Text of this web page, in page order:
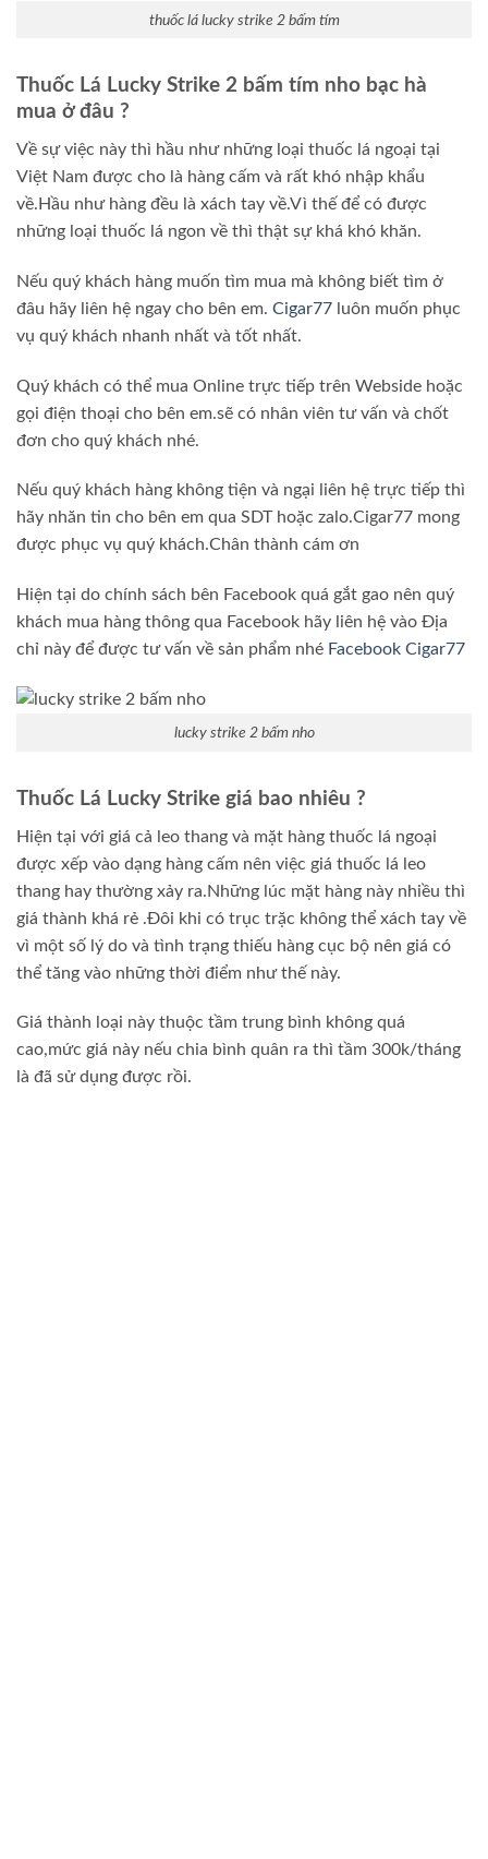
thuốc lá lucky strike 2 bấm tím
Thuốc Lá Lucky Strike 2 bấm tím nho bạc hà
mua ở đâu ?
Về sự việc này thì hầu như những loại thuốc lá ngoại tại
Việt Nam được cho là hàng cấm và rất khó nhập khẩu
về.Hầu như hàng đều là xách tay về.Vì thế để có được
những loại thuốc lá ngon về thì thật sự khá khó khăn.
Nếu quý khách hàng muốn tìm mua mà không biết tìm ở
đâu hãy liên hệ ngay cho bên em. Cigar77 luôn muốn phục
vụ quý khách nhanh nhất và tốt nhất.
Quý khách có thể mua Online trực tiếp trên Webside hoặc
gọi điện thoại cho bên em.sẽ có nhân viên tư vấn và chốt
đơn cho quý khách nhé.
Nếu quý khách hàng không tiện và ngại liên hệ trực tiếp thì
hãy nhăn tin cho bên em qua SDT hoặc zalo.Cigar77 mong
được phục vụ quý khách.Chân thành cám ơn
Hiện tại do chính sách bên Facebook quá gắt gao nên quý
khách mua hàng thông qua Facebook hãy liên hệ vào Địa
chỉ này để được tư vấn về sản phẩm nhé Facebook Cigar77
lucky strike 2 bấm nho
Thuốc Lá Lucky Strike giá bao nhiêu ?
Hiện tại với giá cả leo thang và mặt hàng thuốc lá ngoại
được xếp vào dạng hàng cấm nên việc giá thuốc lá leo
thang hay thường xảy ra.Những lúc mặt hàng này nhiều thì
giá thành khá rẻ .Đôi khi có trục trặc không thể xách tay về
vì một số lý do và tình trạng thiếu hàng cục bộ nên giá có
thể tăng vào những thời điểm như thế này.
Giá thành loại này thuộc tầm trung bình không quá
cao,mức giá này nếu chia bình quân ra thì tầm 300k/tháng
là đã sử dụng được rồi.